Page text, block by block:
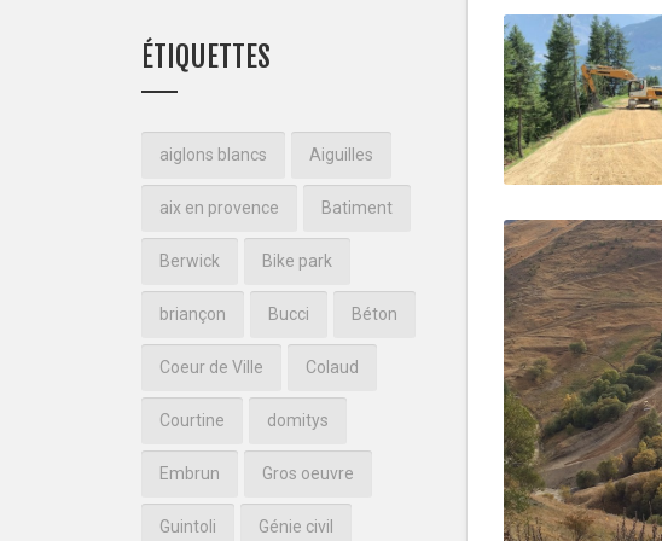
Crêtes –
ÉTIQUETTES
aiglons blancs Aiguilles
aix en provence Batiment
Berwick Bike park
briançon Bucci Béton
Coeur de Ville Colaud
Courtine domitys
Embrun Gros oeuvre
Guintoli Génie civil